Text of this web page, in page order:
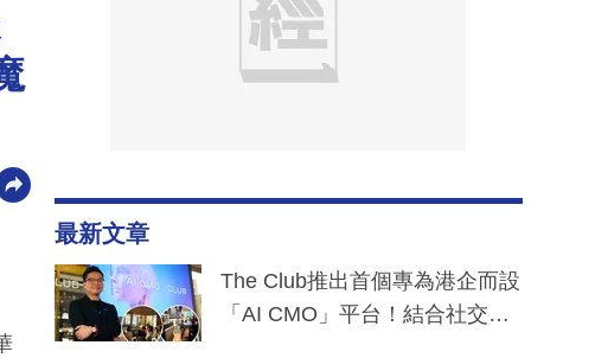
最新文章
The Club推出首個專為港企而設
「AI CMO」平台！結合社交聆